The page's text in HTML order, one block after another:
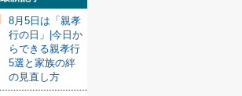
8月5日は「親孝
行の日」|今日か
らできる親孝行
5選と家族の絆
の見直し方